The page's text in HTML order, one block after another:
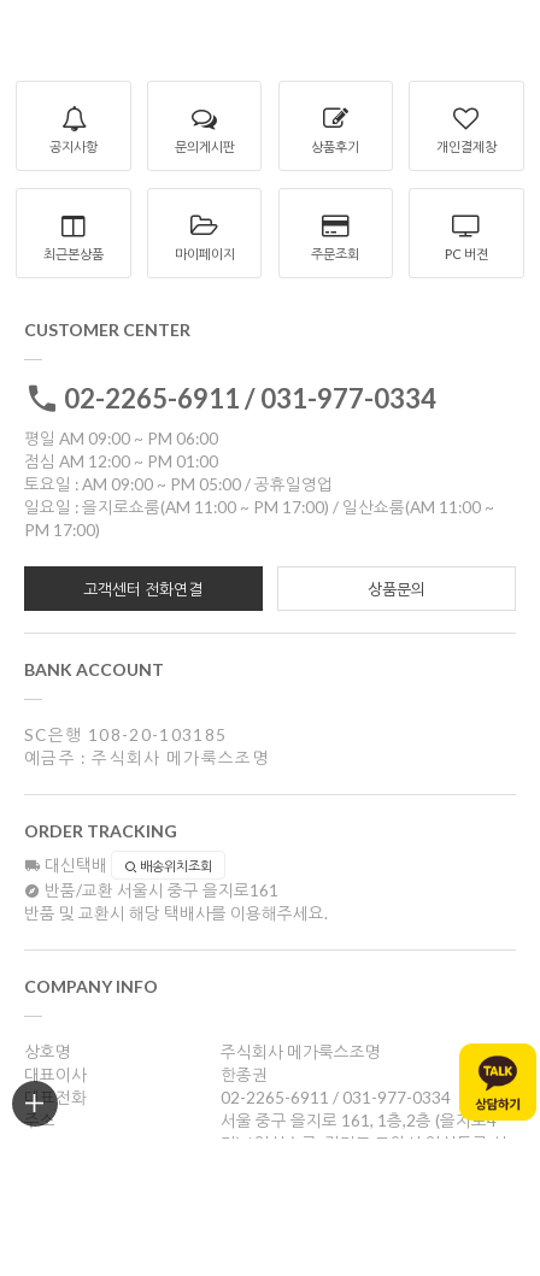
공지사항 문의게시판 상품후기 개인결제창
최근본상품 마이페이지 주문조회 PC 버젼
CUSTOMER CENTER
02-2265-6911 / 031-977-0334
평일 AM 09:00 ~ PM 06:00
점심 AM 12:00 ~ PM 01:00
토요일 : AM 09:00 ~ PM 05:00 / 공휴일영업
일요일 : 을지로쇼룸(AM 11:00 ~ PM 17:00) / 일산쇼룸(AM 11:00 ~
PM 17:00)
고객센터 전화연결 상품문의
BANK ACCOUNT
SC은행 108-20-103185
예금주 : 주식회사 메가룩스조명
ORDER TRACKING
대신택배 배송위치조회
반품/교환 서울시 중구 을지로161
반품 및 교환시 해당 택배사를 이용해주세요.
COMPANY INFO
상호명
주식회사 메가룩스조명
대표이사
한종권
대표전화
02-2265-6911 / 031-977-0334
주소
서울 중구 을지로 161, 1층,2층 (을지로4
가) / 일산쇼룸: 경기도 고양시 일산동구 성